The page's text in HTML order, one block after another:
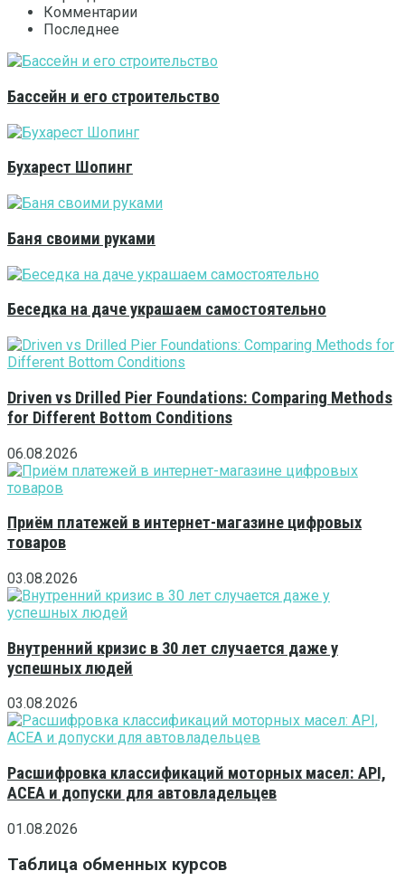
Комментарии
Последнее
Бассейн и его строительство
Бухарест Шопинг
Баня своими руками
Беседка на даче украшаем самостоятельно
Driven vs Drilled Pier Foundations: Comparing Methods
for Different Bottom Conditions
06.08.2026
Приём платежей в интернет-магазине цифровых
товаров
03.08.2026
Внутренний кризис в 30 лет случается даже у
успешных людей
03.08.2026
Расшифровка классификаций моторных масел: API,
ACEA и допуски для автовладельцев
01.08.2026
Таблица обменных курсов